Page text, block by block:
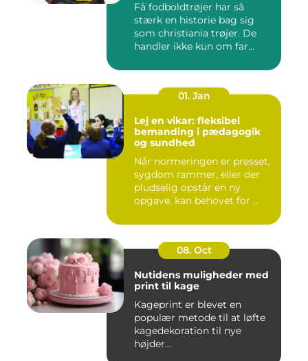
Få fodboldtrøjer har så
stærk en historie bag sig
som christiania trøjer. De
handler ikke kun om far...
01. Jan
Lej en vikar: fleksibel
bemanding i pædagogik
og sundhed
Når normeringen er presset,
sygdom rammer, eller der
pludselig opstår en ny
opgave, kan behovet for ...
08. Oct
Nutidens muligheder med
print til kage
Kageprint er blevet en
populær metode til at løfte
kagedekoration til nye
højder...